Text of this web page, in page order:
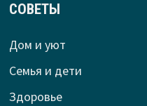
СОВЕТЫ
Дом и уют
Семья и дети
Здоровье